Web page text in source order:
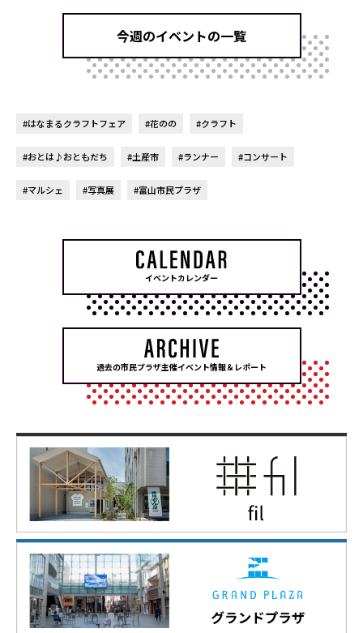
今週のイベントの一覧
#はなまるクラフトフェア #花のの #クラフト
#おとは♪おともだち #土産市 #ランナー #コンサート
#マルシェ #写真展 #富山市民プラザ
イベントカレンダー
過去の市民プラザ主催イベント情報＆レポート